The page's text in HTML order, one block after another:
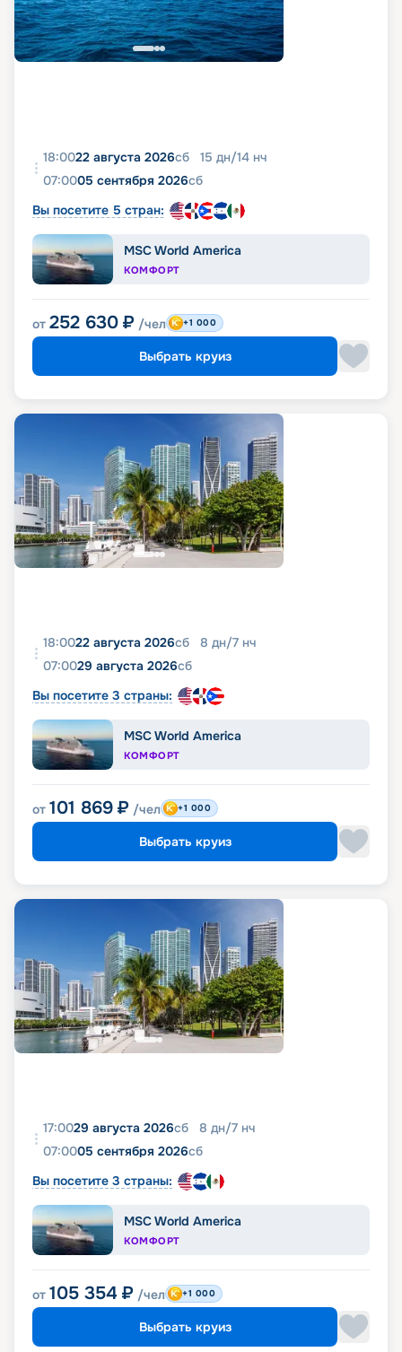
фото, реальные отзывы пассажиров, подробные
характеристики кают и палуб. Вся эта
информация доступна на этой же странице.
18:0022 августа 2026сб 15 дн/14 нч
07:0005 сентября 2026сб
Вы посетите 5 стран:
MSC World America
КОМФОРТ
от 252 630 ₽ /чел +1 000
Выбрать круиз
18:0022 августа 2026сб 8 дн/7 нч
07:0029 августа 2026сб
Вы посетите 3 страны:
MSC World America
КОМФОРТ
от 101 869 ₽ /чел +1 000
Выбрать круиз
17:0029 августа 2026сб 8 дн/7 нч
07:0005 сентября 2026сб
Вы посетите 3 страны:
MSC World America
КОМФОРТ
от 105 354 ₽ /чел +1 000
Выбрать круиз